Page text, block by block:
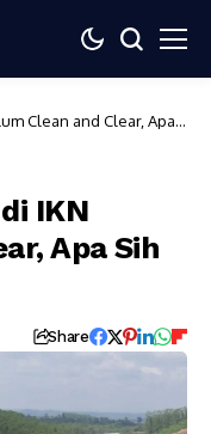
Clean and Clear, Apa
IKN
Apa Sih
Share